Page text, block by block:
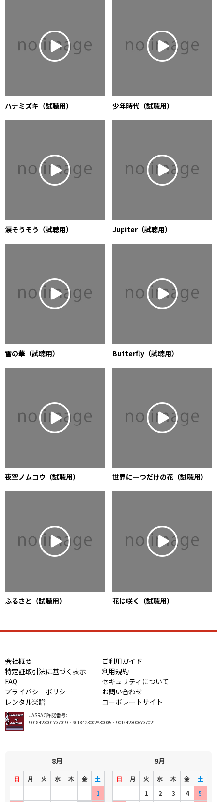
ハナミズキ（試聴用） 少年時代（試聴用）
涙そうそう（試聴用） Jupiter（試聴用）
雪の華（試聴用） Butterfly（試聴用）
夜空ノムコウ（試聴用） 世界に一つだけの花（試聴用）
ふるさと（試聴用） 花は咲く（試聴用）
会社概要
ご利用ガイド
特定証取引法に基づく表示
利用規約
FAQ
セキュリティについて
プライバシーポリシー
お問い合わせ
レンタル楽譜
コーポレートサイト
JASRAC許諾番号:
9018423001Y37019・9018423002Y30005・9018423006Y37021
8月
日 月 火 水 木 金
土
1
9月
日 月 火 水 木 金
土
1
2 3 4 5